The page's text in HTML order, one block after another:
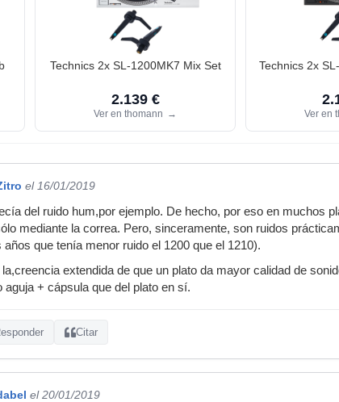
Technics 2x SL-1200MK7 Mix Set
2.139 €
Ver en thomann →
Technics 2x
Ver en
el 16/01/2019
del ruido hum,por ejemplo. De hecho, por eso en muchos
mediante la correa. Pero, sinceramente, son ruidos
años que tenía menor ruido el 1200 que el 1210).
extendida de que un plato da mayor calidad de
aguja + cápsula que del plato en sí.
Citar
el 20/01/2019